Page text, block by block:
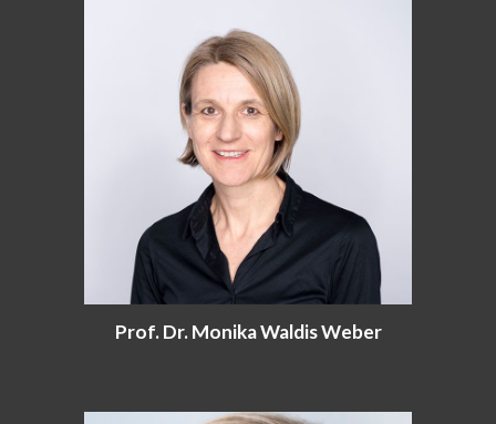
Prof. Dr. Monika Waldis Weber